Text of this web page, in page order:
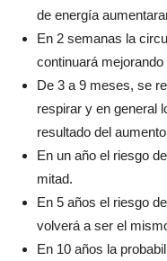
de energía
En 2 semanas la
continuará
De 3 a 9 meses, se
respirar y en general
resultado del
En un año el riesgo
mitad.
En 5 años el riesgo
volverá a ser el
En 10 años la